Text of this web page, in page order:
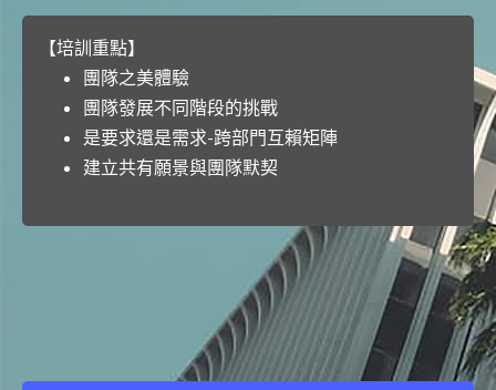
【培訓重點】
團隊之美體驗
團隊發展不同階段的挑戰
是要求還是需求-跨部門互賴矩陣
建立共有願景與團隊默契